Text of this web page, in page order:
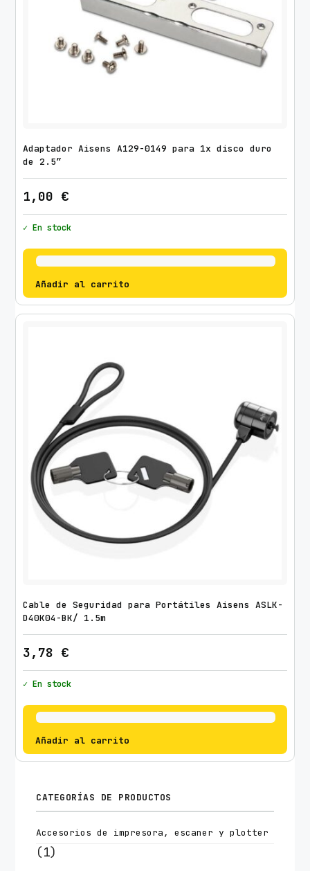
Adaptador Aisens A129-0149 para 1x disco duro
de 2.5″
1,00 €
✓ En stock
Añadir al carrito
Cable de Seguridad para Portátiles Aisens ASLK-
D40K04-BK/ 1.5m
3,78 €
✓ En stock
Añadir al carrito
CATEGORÍAS DE PRODUCTOS
Accesorios de impresora, escaner y plotter
(1)